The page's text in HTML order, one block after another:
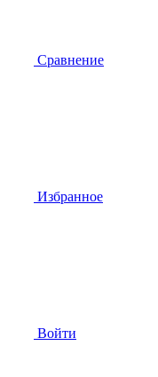
Сравнение
Избранное
Войти